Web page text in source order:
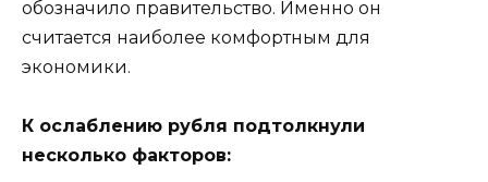
обозначило правительство. Именно он
считается наиболее комфортным для
экономики.
К ослаблению рубля подтолкнули
несколько факторов: